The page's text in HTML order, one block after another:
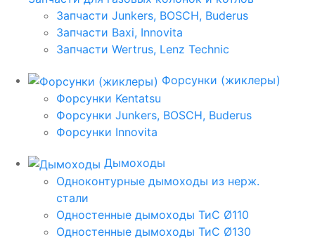
Запчасти Junkers, BOSCH, Buderus
Запчасти Baxi, Innovita
Запчасти Wertrus, Lenz Technic
Форсунки (жиклеры)
Форсунки Kentatsu
Форсунки Junkers, BOSCH, Buderus
Форсунки Innovita
Дымоходы
Одноконтурные дымоходы из нерж.
стали
Одностенные дымоходы ТиС Ø110
Одностенные дымоходы ТиС Ø130